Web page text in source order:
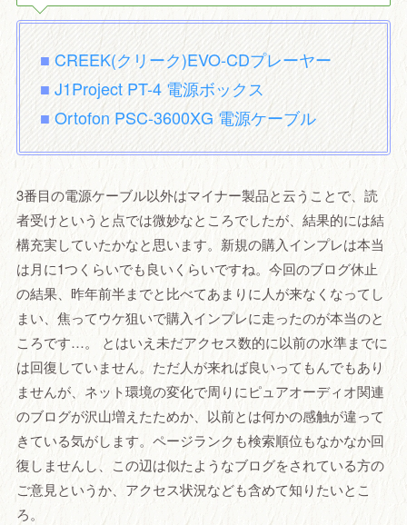
■CREEK(クリーク)EVO-CDプレーヤー
■J1Project PT-4 電源ボックス
■Ortofon PSC-3600XG 電源ケーブル
3番目の電源ケーブル以外はマイナー製品と云うことで、読
者受けというと点では微妙なところでしたが、結果的には結
構充実していたかなと思います。新規の購入インプレは本当
は月に1つくらいでも良いくらいですね。今回のブログ休止
の結果、昨年前半までと比べてあまりに人が来なくなってし
まい、焦ってウケ狙いで購入インプレに走ったのが本当のと
ころです…。 とはいえ未だアクセス数的に以前の水準までに
は回復していません。ただ人が来れば良いってもんでもあり
ませんが、ネット環境の変化で周りにピュアオーディオ関連
のブログが沢山増えたためか、以前とは何かの感触が違って
きている気がします。ページランクも検索順位もなかなか回
復しませんし、この辺は似たようなブログをされている方の
ご意見というか、アクセス状況なども含めて知りたいとこ
ろ。